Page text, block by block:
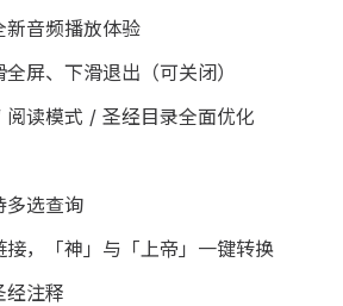
新音频播放体验
屏、下滑退出（可关闭）
读模式 / 圣经目录全面优化
多选查询
，「神」与「上帝」一键转换
经注释